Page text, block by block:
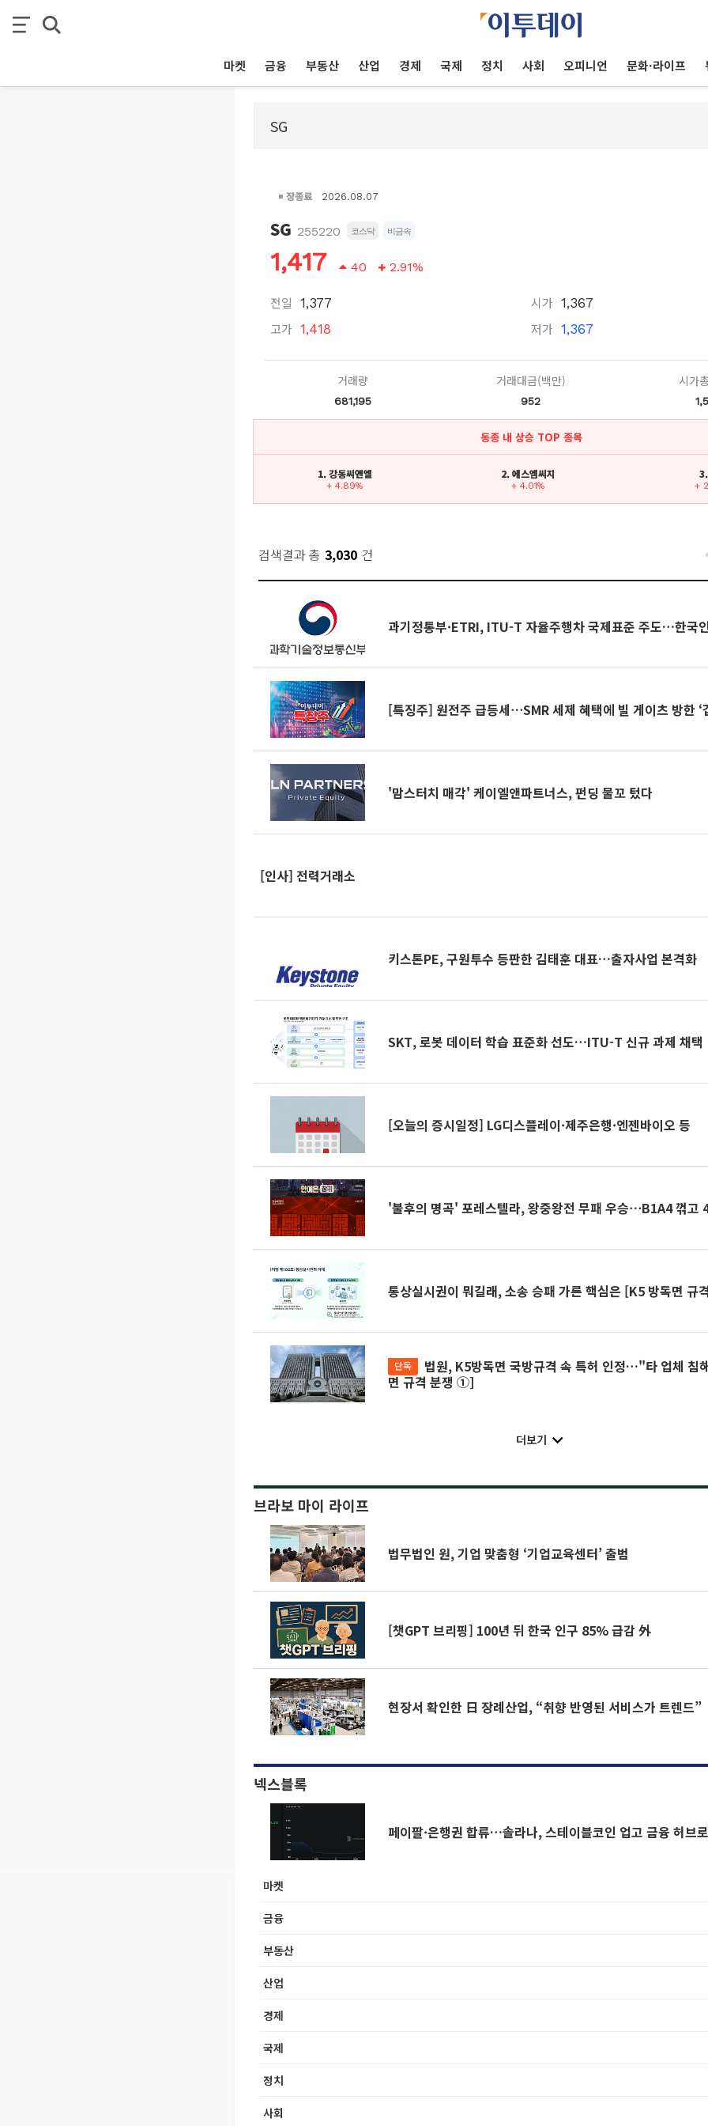
마켓 금융 부동산 산업 경제 국제 정치 사회 오피니언 문화·라이프
장종료 2026.08.07
SG 255220 코스닥 비금속
1,417 40 2.91%
전일 1,377
고가 1,418
시가 1,367
저가 1,367
거래량
681,195
거래대금(백만)
952
시가
동종 내 상승 TOP 종목
1. 강동씨앤엘
+ 4.89%
2. 에스엠씨지
+ 4.01% +
검색결과 총 3,030 건
과기정통부·ETRI, ITU-T 자율주행차 국제표준 주도…한국
[특징주] 원전주 급등세⋯SMR 세제 혜택에 빌 게이츠 방한 ‘
'맘스터치 매각' 케이엘앤파트너스, 펀딩 물꼬 텄다
[인사] 전력거래소
키스톤PE, 구원투수 등판한 김태훈 대표…출자사업 본격화
SKT, 로봇 데이터 학습 표준화 선도…ITU-T 신규 과제 채택
[오늘의 증시일정] LG디스플레이·제주은행·엔젠바이오 등
'불후의 명곡' 포레스텔라, 왕중왕전 무패 우승⋯B1A4 꺾고
통상실시권이 뭐길래, 소송 승패 가른 핵심은 [K5 방독면
단독
면 규격 분쟁 ①]
더보기
브라보 마이 라이프
법무법인 원, 기업 맞춤형 ‘기업교육센터’ 출범
[챗GPT 브리핑] 100년 뒤 한국 인구 85% 급감 外
현장서 확인한 日 장례산업, “취향 반영된 서비스가 트렌드”
넥스블록
페이팔·은행권 합류…솔라나, 스테이블코인 업고 금융 허브
마켓
금융
부동산
산업
경제
국제
정치
사회